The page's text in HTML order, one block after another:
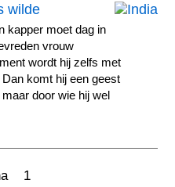
wilde
kapper moet dag in
vrouw
wordt hij zelfs met
komt hij een geest
door wie hij wel
1